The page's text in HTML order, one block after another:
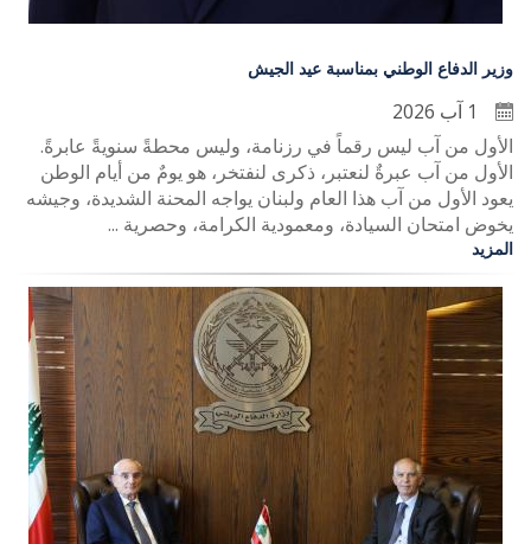
وزير الدفاع الوطني بمناسبة عيد الجيش
الأول من آب ليس رقماً في رزنامة، وليس محطةً سنويةً عابرةً.
الأول من آب عبرةٌ لنعتبر، ذكرى لنفتخر، هو يومٌ من أيام الوطن
يعود الأول من آب هذا العام ولبنان يواجه المحنة الشديدة، وجيشه
يخوض امتحان السيادة، ومعمودية الكرامة، وحصرية ...
المزيد